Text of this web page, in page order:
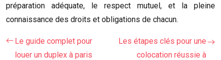
préparation adéquate, le respect mutuel, et la pleine
connaissance des droits et obligations de chacun.
Le guide complet pour
louer un duplex à paris
Les étapes clés pour une
colocation réussie à